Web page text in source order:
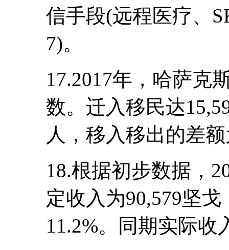
信手段(远程医疗、
7)。
17.2017年，哈萨克
数。迁入移民达
人，移入移出的差
18.根据初步数据，
定收入为90,579坚
11.2%。同期实际收